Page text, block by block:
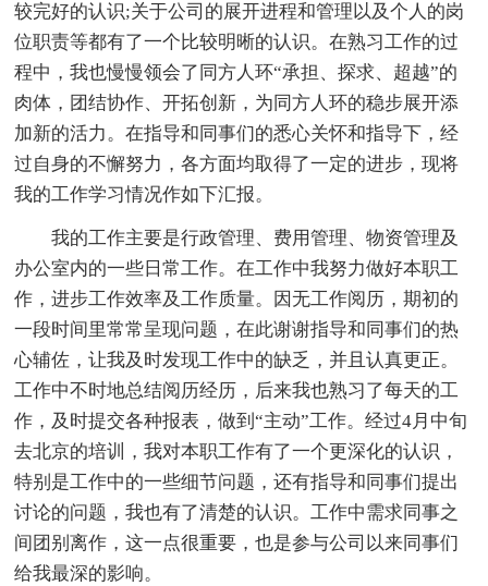
较完好的认识;关于公司的展开进程和管理以及个人的岗
位职责等都有了一个比较明晰的认识。在熟习工作的过
程中，我也慢慢领会了同方人环“承担、探求、超越”的
肉体，团结协作、开拓创新，为同方人环的稳步展开添
加新的活力。在指导和同事们的悉心关怀和指导下，经
过自身的不懈努力，各方面均取得了一定的进步，现将
我的工作学习情况作如下汇报。
我的工作主要是行政管理、费用管理、物资管理及
办公室内的一些日常工作。在工作中我努力做好本职工
作，进步工作效率及工作质量。因无工作阅历，期初的
一段时间里常常呈现问题，在此谢谢指导和同事们的热
心辅佐，让我及时发现工作中的缺乏，并且认真更正。
工作中不时地总结阅历经历，后来我也熟习了每天的工
作，及时提交各种报表，做到“主动”工作。经过4月中旬
去北京的培训，我对本职工作有了一个更深化的认识，
特别是工作中的一些细节问题，还有指导和同事们提出
讨论的问题，我也有了清楚的认识。工作中需求同事之
间团别离作，这一点很重要，也是参与公司以来同事们
给我最深的影响。